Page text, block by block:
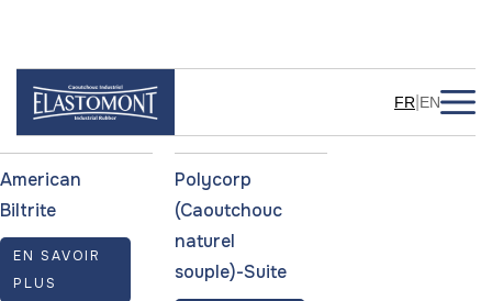
FR EN
Manufacturers
American
Biltrite
EN SAVOIR
PLUS
Polycorp
(Caoutchouc
naturel
souple)-Suite